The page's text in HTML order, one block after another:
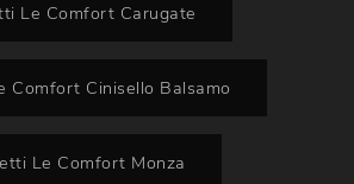
Le Comfort Carugate
Comfort Cinisello Balsamo
Le Comfort Monza